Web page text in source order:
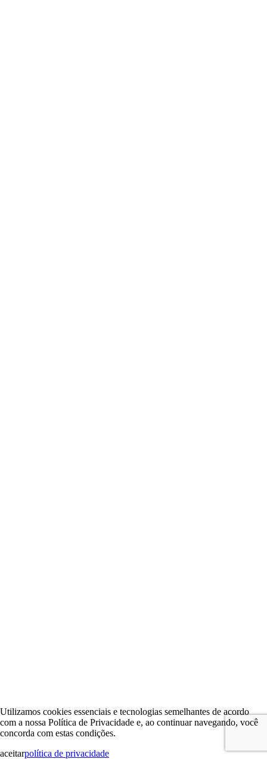
Utilizamos cookies essenciais e tecnologias semelhantes de acordo
com a nossa Política de Privacidade e, ao continuar navegando, você
concorda com estas condições.
aceitarpolítica de privacidade